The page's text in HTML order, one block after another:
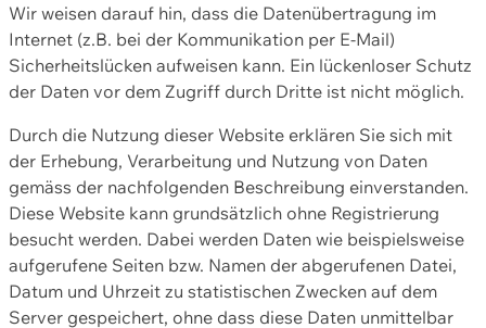
Wir weisen darauf hin, dass die Datenübertragung im
Internet (z.B. bei der Kommunikation per E-Mail)
Sicherheitslücken aufweisen kann. Ein lückenloser Schutz
der Daten vor dem Zugriff durch Dritte ist nicht möglich.
Durch die Nutzung dieser Website erklären Sie sich mit
der Erhebung, Verarbeitung und Nutzung von Daten
gemäss der nachfolgenden Beschreibung einverstanden.
Diese Website kann grundsätzlich ohne Registrierung
besucht werden. Dabei werden Daten wie beispielsweise
aufgerufene Seiten bzw. Namen der abgerufenen Datei,
Datum und Uhrzeit zu statistischen Zwecken auf dem
Server gespeichert, ohne dass diese Daten unmittelbar